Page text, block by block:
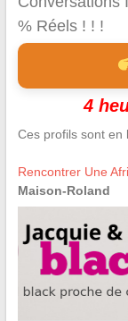
% Réels ! ! !
4
Ces profils sont en
Rencontrer Une
Maison-Roland